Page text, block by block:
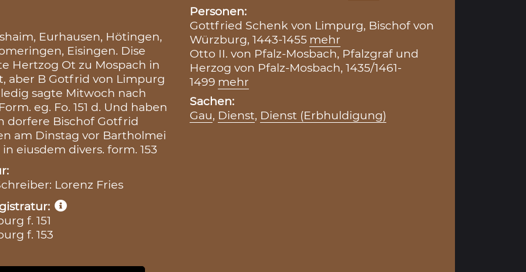
Eurhausen, Hötingen,
Eisingen. Dise
Hertzog Ot zu Mospach in
aber B Gotfrid von Limpurg
sagte Mitwoch nach
eg. Fo. 151 d. Und haben
dorfere Bischof Gotfrid
am Dinstag vor Bartholmei
eiusdem divers. form. 153
Lorenz Fries
f. 151
f. 153
Personen:
Gottfried Schenk von Limpurg, Bischof von
Würzburg, 1443-1455 mehr
Otto II. von Pfalz-Mosbach, Pfalzgraf und
Herzog von Pfalz-Mosbach, 1435/1461-
1499 mehr
Sachen:
Gau, Dienst, Dienst (Erbhuldigung)